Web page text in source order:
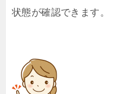
状態が確認できます。